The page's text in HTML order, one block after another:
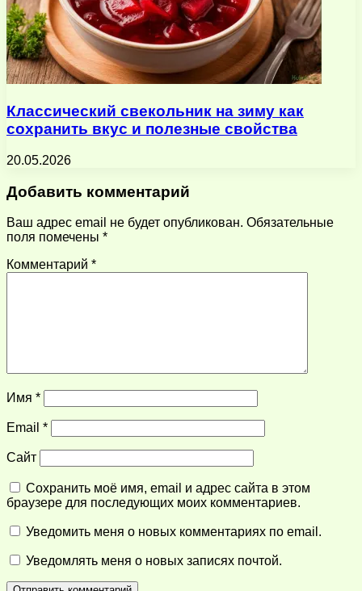
Классический свекольник на зиму как
сохранить вкус и полезные свойства
20.05.2026
Добавить комментарий
Ваш адрес email не будет опубликован. Обязательные
поля помечены *
Комментарий *
Имя *
Email *
Сайт
Сохранить моё имя, email и адрес сайта в этом
браузере для последующих моих комментариев.
Уведомить меня о новых комментариях по email.
Уведомлять меня о новых записях почтой.